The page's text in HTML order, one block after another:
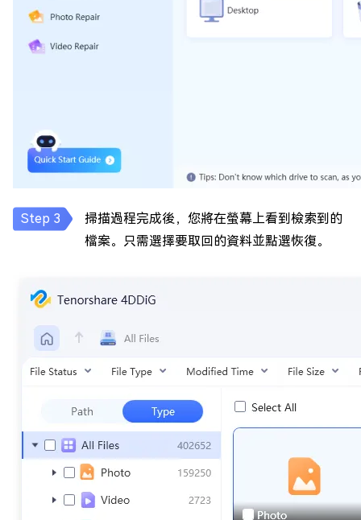
掃描過程完成後，您將在螢幕上看到檢索到的
檔案。只需選擇要取回的資料並點選恢復。